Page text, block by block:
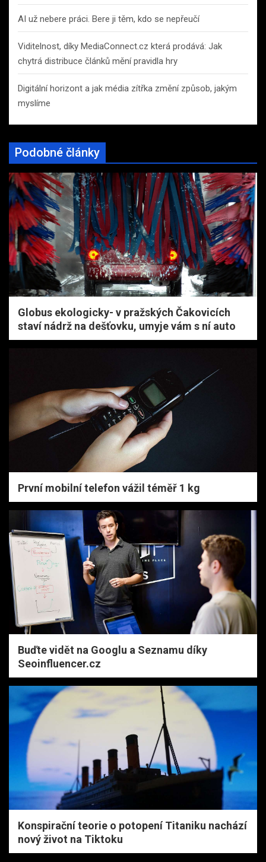
AI už nebere práci. Bere ji těm, kdo se nepřeučí
Viditelnost, díky MediaConnect.cz která prodává: Jak
chytrá distribuce článků mění pravidla hry
Digitální horizont a jak média zítřka změní způsob, jakým
myslíme
Podobné články
Globus ekologicky- v pražských Čakovicích
staví nádrž na dešťovku, umyje vám s ní auto
První mobilní telefon vážil téměř 1 kg
Buďte vidět na Googlu a Seznamu díky
Seoinfluencer.cz
Konspirační teorie o potopení Titaniku nachází
nový život na Tiktoku